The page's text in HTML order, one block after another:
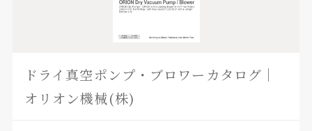
ドライ真空ポンプ・ブロワーカタログ｜
オリオン機械(株)